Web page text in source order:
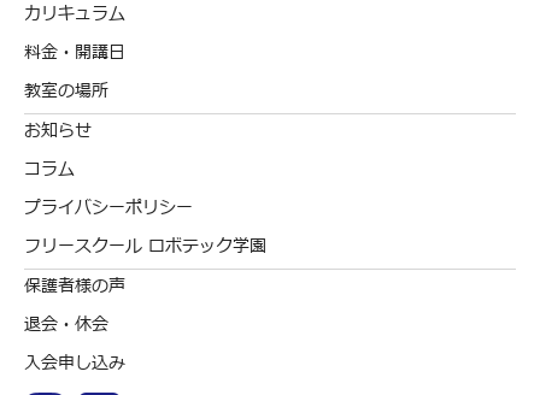
カリキュラム
料金・開講日
教室の場所
お知らせ
コラム
プライバシーポリシー
フリースクール ロボテック学園
保護者様の声
退会・休会
入会申し込み